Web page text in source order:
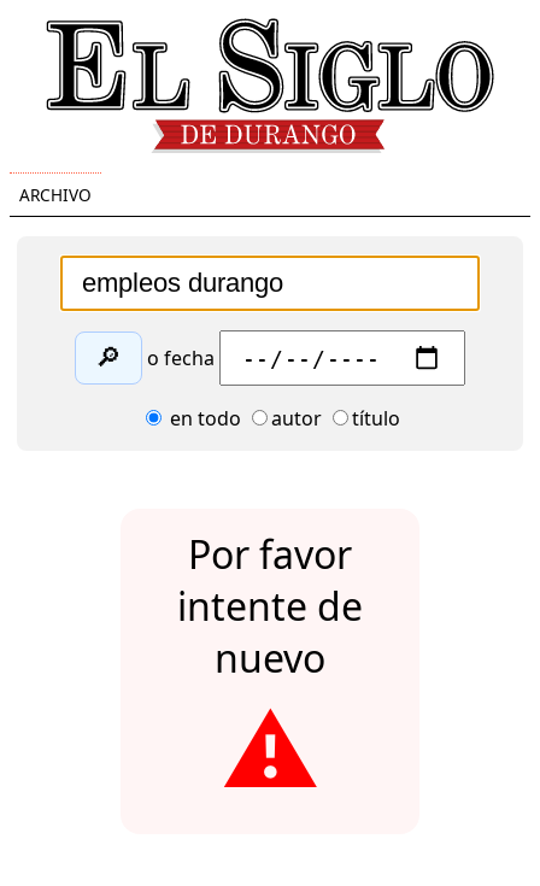
ARCHIVO
🔎 o fecha
en todo autor título
Por favor
intente de
nuevo
⚠️